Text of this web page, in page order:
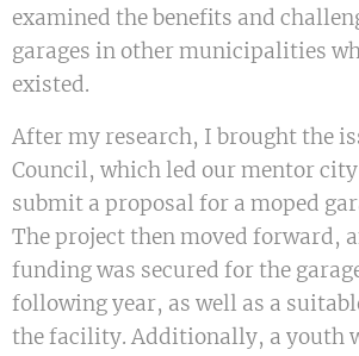
examined the benefits and
garages in other municipalities
existed.
After my research, I brought the
Council, which led our mentor
submit a proposal for a moped
The project then moved forward,
funding was secured for the
following year, as well as a
the facility. Additionally, a youth